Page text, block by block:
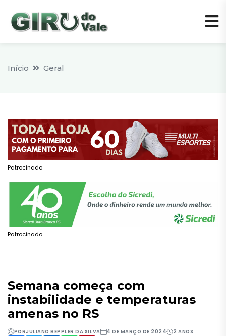
Início Geral
Patrocinado
Patrocinado
Semana começa com
instabilidade e temperaturas
amenas no RS
PORJULIANO BEPPLER DA SILVA 4 DE MARÇO DE 2024 2 ANOS